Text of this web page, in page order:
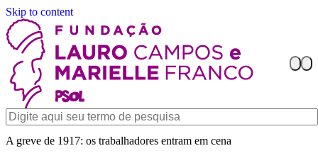
Skip to content
A greve de 1917: os trabalhadores entram em cena